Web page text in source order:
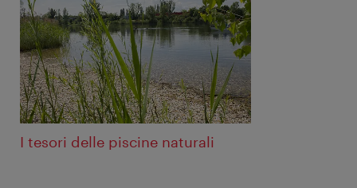
I tesori delle piscine naturali